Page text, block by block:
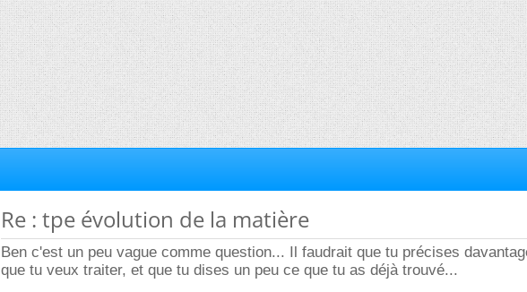
Re : tpe évolution de la matière
Ben c'est un peu vague comme question... Il faudrait que tu précises
que tu veux traiter, et que tu dises un peu ce que tu as déjà trouvé...